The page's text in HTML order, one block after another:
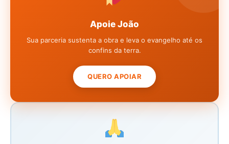
Apoie João
Sua parceria sustenta a obra e leva o evangelho até os
confins da terra.
QUERO APOIAR